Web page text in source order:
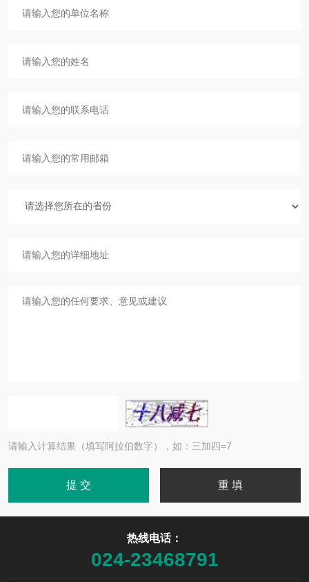
请输入计算结果（填写阿拉伯数字），如：三加四=7
热线电话：
024-23468791